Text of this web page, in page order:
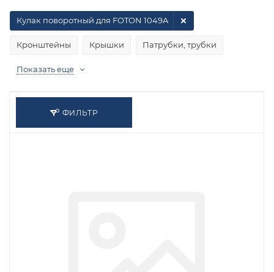
Кронштейны Крышки Патрубки, трубки
Кулак поворотный для FOTON 1049A
Показать еще
ФИЛЬТР